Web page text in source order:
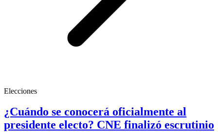
Elecciones
¿Cuándo se conocerá oficialmente al
presidente electo? CNE finalizó escrutinio